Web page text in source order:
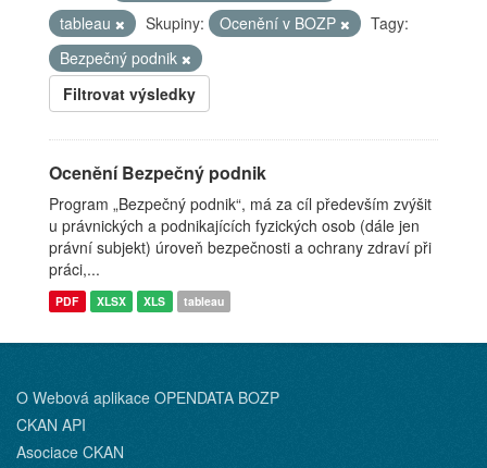
tableau
Skupiny: Ocenění v BOZP
Tagy:
Bezpečný podnik
Filtrovat výsledky
Ocenění Bezpečný podnik
Program „Bezpečný podnik“, má za cíl především zvýšit
u právnických a podnikajících fyzických osob (dále jen
právní subjekt) úroveň bezpečnosti a ochrany zdraví při
práci,...
PDF XLSX XLS tableau
O Webová aplikace OPENDATA BOZP
CKAN API
Asociace CKAN